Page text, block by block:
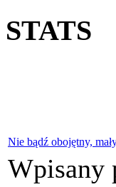
STATS
Nie bądź obojętny,
Wpisany